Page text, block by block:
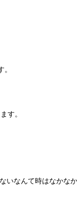
す。
いなんて時はなかなか